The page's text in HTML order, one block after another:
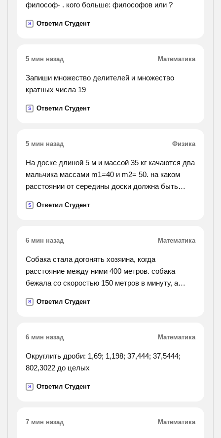
философ- . кого больше: философов или ?
S Ответил Студент
5 мин назад Математика
Запиши множество делителей и множество
кратных числа 19
S Ответил Студент
5 мин назад Физика
На доске длиной 5 м и массой 35 кг качаются два
мальчика массами m1=40 и m2= 50. на каком
расстоянии от середины доски должна быть
доски
S Ответил Студент
6 мин назад Математика
Собака стала догонять хозяина, когда
расстояние между ними 400 метров. собака
бежала со скоростью 150 метров в минуту, а
минут собака догнала хозяина?
S Ответил Студент
6 мин назад Математика
Округлить дроби: 1,69; 1,198; 37,444; 37,5444;
802,3022 до целых
S Ответил Студент
7 мин назад Математика